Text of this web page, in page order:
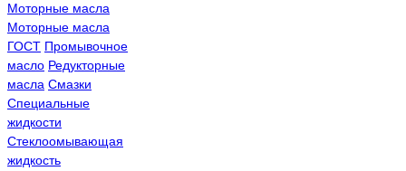
Моторные масла
Моторные масла
ГОСТ Промывочное
масло Редукторные
масла Смазки
Специальные
жидкости
Стеклоомывающая
жидкость